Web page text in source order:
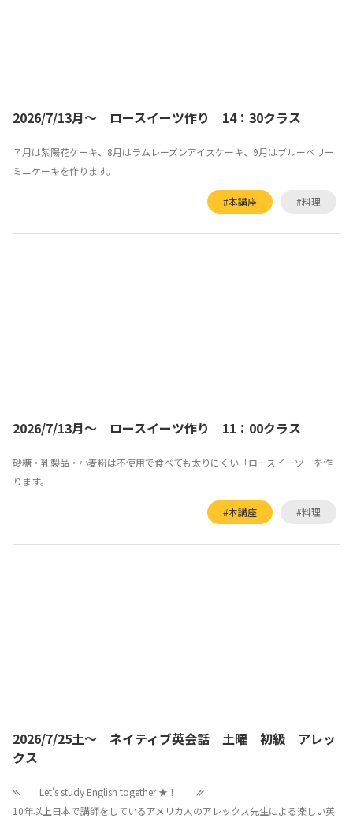
2026/7/13月～ ロースイーツ作り 14：30クラス
７月は紫陽花ケーキ、8月はラムレーズンアイスケーキ、9月はブルーベリー
ミニケーキを作ります。
#本講座 #料理
2026/7/13月～ ロースイーツ作り 11：00クラス
砂糖・乳製品・小麦粉は不使用で食べても太りにくい「ロースイーツ」を作
ります。
#本講座 #料理
2026/7/25土～ ネイティブ英会話 土曜 初級 アレッ
クス
⳹ Let's study English together ★！ ⳼
10年以上日本で講師をしているアメリカ人のアレックス先生による楽しい英